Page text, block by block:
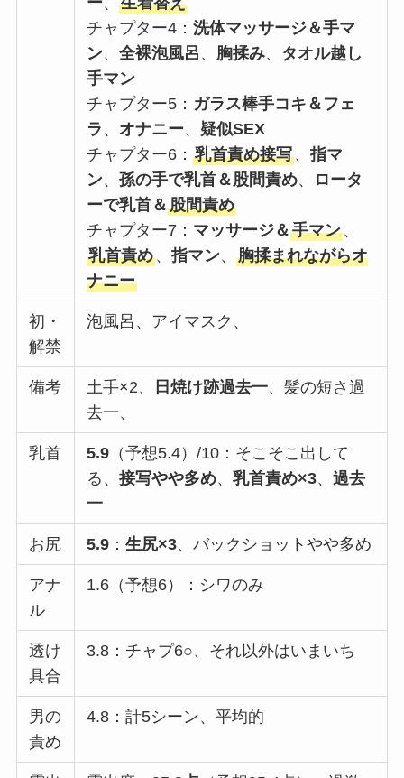
チャプター4：洗体マッサージ＆手マ
ン、全裸泡風呂 、 胸揉み、 タオル越し
手マン
チャプター5： ガラス棒手コキ＆フェ
ラ 、 オナニー、 疑似SEX
チャプター6：乳首責め接写、指マ
ン、孫の手で乳首＆股間責め、
ロータ
ーで乳首＆股間責め
チャプター7： マッサージ＆手マン、
乳首責め、指マン、胸揉まれながらオ
ナニー
初・
解禁
泡風呂、アイマスク、
備考 土手×2、 日焼け跡過去一、髪の短さ過
去一、
乳首 5.9 （予想5.4）/10：そこそこ出して
る、接写やや多め、乳首責め×3、過去
一
お尻 5.9 ：生尻×3、バックショットやや多め
アナ
ル
1.6（予想6）：シワのみ
透け
具合
3.8：チャプ6○、それ以外はいまいち
男の
責め
4.8：計5シーン、平均的